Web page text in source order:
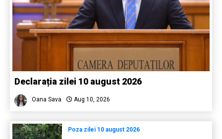
Declarația zilei 10 august 2026
Oana Sava Aug 10, 2026
Poza zilei 10 august 2026